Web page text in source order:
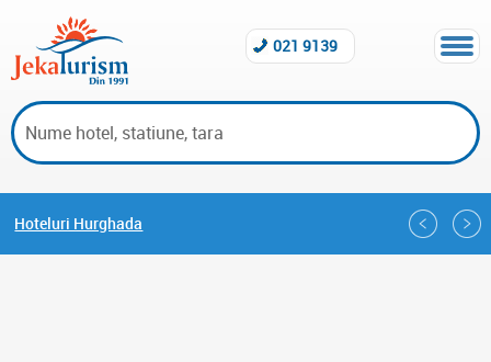
021 9139
Hoteluri Hurghada